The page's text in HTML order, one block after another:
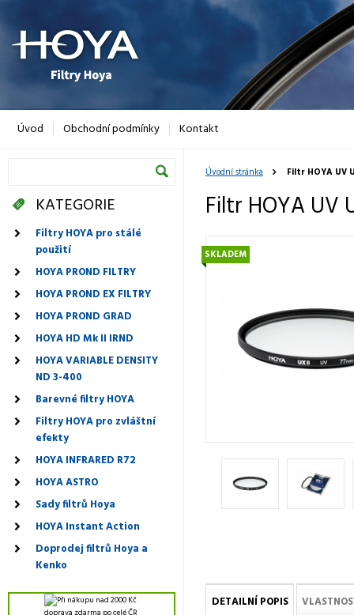
Úvodní stránka Filtr HOYA UV
Filtr HOYA UV
SKLADEM
DETAILNÍ POPIS
KATEGORIE
Filtry HOYA pro stálé
použití
HOYA PROND FILTRY
HOYA PROND EX FILTRY
HOYA PROND GRAD
HOYA HD Mk II IRND
HOYA VARIABLE DENSITY
ND 3-400
Barevné filtry HOYA
Filtry HOYA pro zvláštní
efekty
HOYA INFRARED R72
HOYA ASTRO
Sady filtrů Hoya
HOYA Instant Action
Doprodej filtrů Hoya a
Kenko
Úvod Obchodní podmínky Kontakt